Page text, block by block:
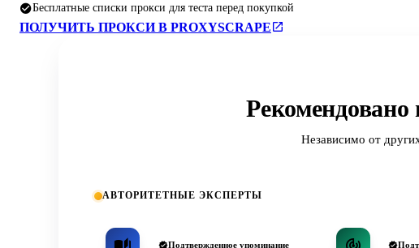
Бесплатные списки прокси для теста перед покупкой
ПОЛУЧИТЬ ПРОКСИ В PROXYSCRAPE
Независимо от
АВТОРИТЕТНЫЕ ЭКСПЕРТЫ
Подтвержденное упоминание